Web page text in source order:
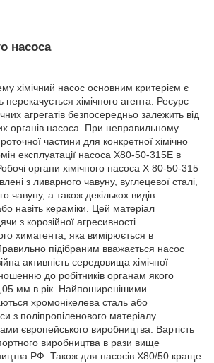
насоса
хімічний насос основним критерієм є
перекачується хімічного агента. Ресурс
агрегатів безпосередньо залежить від
органів насоса. При неправильному
частини для конкретної хімічно
експлуатації насоса Х80-50-315Е в
органи хімічного насоса Х 80-50-315
з ливарного чавуну, вуглецевої сталі,
чавуну, а також декількох видів
навіть кераміки. Цей матеріал
з корозійної агресивності
химагента, яка вимірюється в
підібраним вважається насос
активність середовища хімічної
до робітників органам якого
мм в рік. Найпоширенішими
хромонікелева сталь або
з поліпропіленового матеріалу
європейського виробництва. Вартість
виробництва в рази вище
РФ. Також для насосів Х80/50 краще